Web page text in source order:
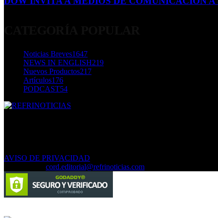
Noticias Breves1647
NEWS IN ENGLISH219
Nuevos Productos217
Artículos176
PODCAST54
AVISO DE PRIVACIDAD
cord.editorial@refrinoticias.com